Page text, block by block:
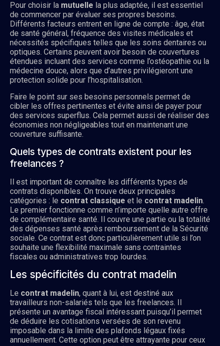
Pour choisir la mutuelle la plus adaptée, il est essentiel
de commencer par évaluer ses propres besoins.
Différents facteurs entrent en ligne de compte : âge, état
de santé général, fréquence des visites médicales et
nécessités spécifiques telles que les soins dentaires ou
optiques. Certains peuvent avoir besoin de couvertures
étendues incluant des services comme l’ostéopathie ou la
médecine douce, alors que d’autres privilégieront une
protection solide pour l’hospitalisation.
Faire le point sur ses besoins personnels permet de
cibler les offres pertinentes et évite ainsi de payer pour
des services superflus. Cela permet aussi de réaliser des
économies non négligeables tout en maintenant une
couverture suffisante.
Quels types de contrats existent pour les
freelances ?
Il est important de connaître les différents types de
contrats disponibles. On trouve deux principales
catégories : le contrat classique et le contrat madelin.
Le premier fonctionne comme n’importe quelle autre offre
de complémentaire santé. Il couvre une partie ou la totalité
des dépenses santé après remboursement de la Sécurité
sociale. Ce contrat est donc particulièrement utile si l’on
souhaite une flexibilité maximale sans contraintes
fiscales ou administratives trop lourdes.
Les spécificités du contrat madelin
Le contrat madelin, quant à lui, est destiné aux
travailleurs non-salariés tels que les freelances. Il
présente un avantage fiscal intéressant puisqu’il permet
de déduire les cotisations versées de son revenu
imposable dans la limite des plafonds légaux fixés
annuellement. Cette option peut être attrayante pour ceux